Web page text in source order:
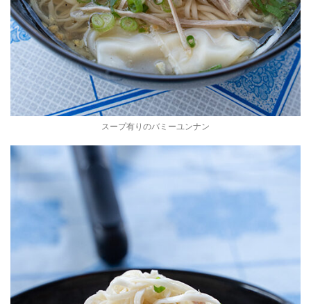
スープ有りのバミーユンナン